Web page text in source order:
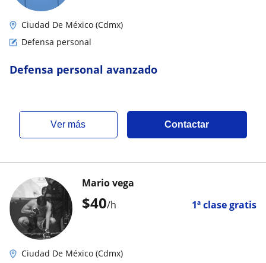
Ciudad De México (Cdmx)
Defensa personal
Defensa personal avanzado
ver más Contactar
$40/h 1ª clase gratis
Mario vega
Ciudad De México (Cdmx)